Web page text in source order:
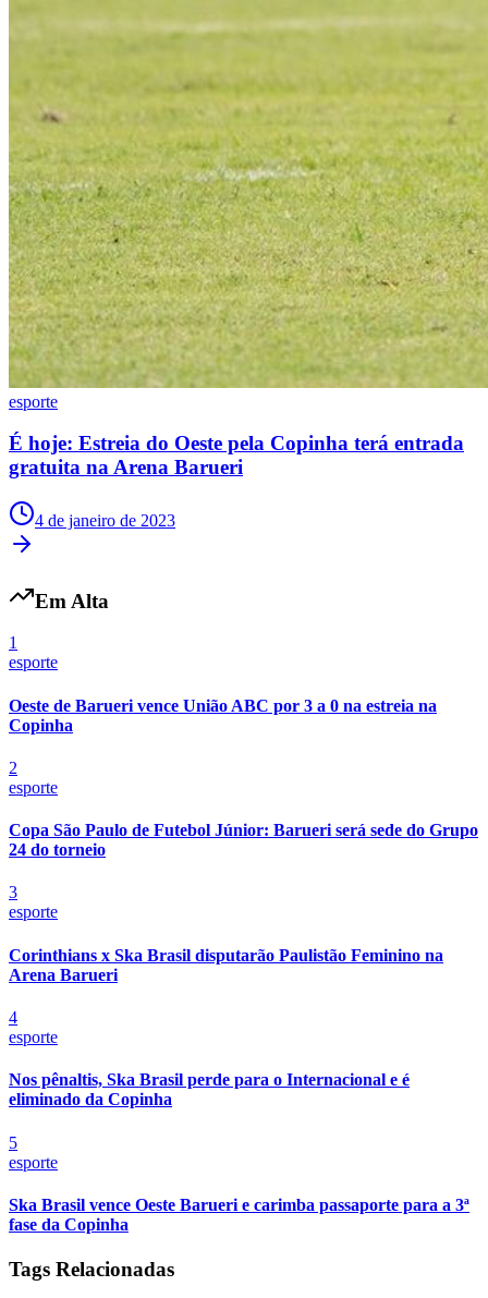
Grêmio
Atlético-MG
esporte
É hoje: Estreia do Oeste pela Copinha terá entrada
gratuita na Arena Barueri
4 de janeiro de 2023
Em Alta
1
esporte
Oeste de Barueri vence União ABC por 3 a 0 na estreia na
Copinha
2
esporte
Copa São Paulo de Futebol Júnior: Barueri será sede do Grupo
24 do torneio
3
esporte
Corinthians x Ska Brasil disputarão Paulistão Feminino na
Arena Barueri
4
esporte
Nos pênaltis, Ska Brasil perde para o Internacional e é
eliminado da Copinha
5
esporte
Ska Brasil vence Oeste Barueri e carimba passaporte para a 3ª
fase da Copinha
Tags Relacionadas